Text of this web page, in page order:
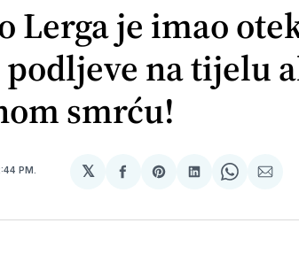
Lerga je imao
na tijelu
smrću!
PM. 𝕏
podijeli
Facebook
Sharepodijeli
LinkedIn
Share